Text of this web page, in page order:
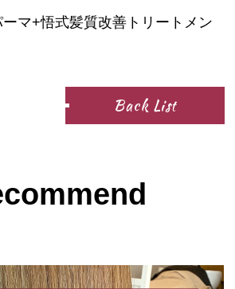
マ+悟式髪質改善トリートメン
Back List